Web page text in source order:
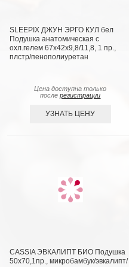
SLEEPIX ДЖУН ЭРГО КУЛ бел
Подушка анатомическая с
охл.гелем 67x42x9,8/11,8, 1 пр.,
плстр/пенополиуретан
Цена доступна только
послерегистрации
УЗНАТЬ ЦЕНУ
CASSIA ЭВКАЛИПТ БИО Подушка
50х70,1пр., микробамбук/эвкалипт/